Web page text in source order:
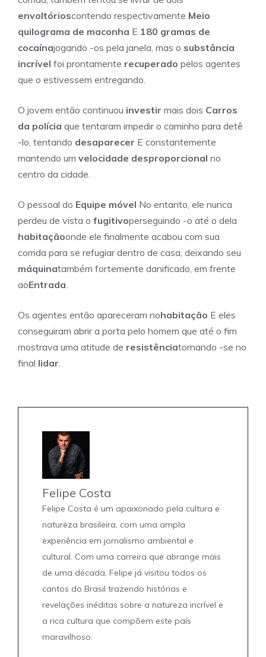
envoltórioscontendo respectivamente Meio
quilograma de maconha E 180 gramas de
cocaínajogando -os pela janela, mas o substância
incrível foi prontamente recuperado pelos agentes
que o estivessem entregando.
O jovem então continuou investir mais dois Carros
da polícia que tentaram impedir o caminho para detê
-lo, tentando desaparecer E constantemente
mantendo um velocidade desproporcional no
centro da cidade.
O pessoal do Equipe móvel No entanto, ele nunca
perdeu de vista o fugitivoperseguindo -o até o dela
habitaçãoonde ele finalmente acabou com sua
corrida para se refugiar dentro de casa, deixando seu
máquinatambém fortemente danificado, em frente
aoEntrada.
Os agentes então apareceram nohabitação E eles
conseguiram abrir a porta pelo homem que até o fim
mostrava uma atitude de resistênciatornando -se no
final lidar.
Felipe Costa
Felipe Costa é um apaixonado pela cultura e
natureza brasileira, com uma ampla
experiência em jornalismo ambiental e
cultural. Com uma carreira que abrange mais
de uma década, Felipe já visitou todos os
cantos do Brasil trazendo histórias e
revelações inéditas sobre a natureza incrível e
a rica cultura que compõem este país
maravilhoso.